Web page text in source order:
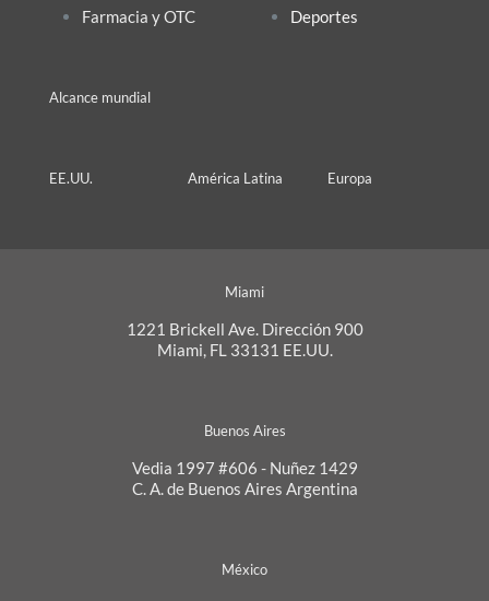
Farmacia y OTC
Deportes
Alcance mundial
EE.UU. América Latina Europa
Miami
1221 Brickell Ave. Dirección 900
Miami, FL 33131 EE.UU.
Buenos Aires
Vedia 1997 #606 - Nuñez 1429
C. A. de Buenos Aires Argentina
México